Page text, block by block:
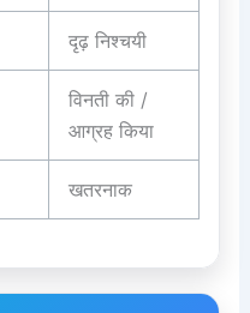
दृढ़ निश्चयी
विनती की /
आग्रह किया
खतरनाक